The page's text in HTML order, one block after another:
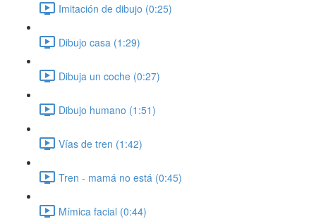
Imitación de dibujo (0:25)
Dibujo casa (1:29)
Dibuja un coche (0:27)
Dibujo humano (1:51)
Vías de tren (1:42)
Tren - mamá no está (0:45)
Mímica facial (0:44)